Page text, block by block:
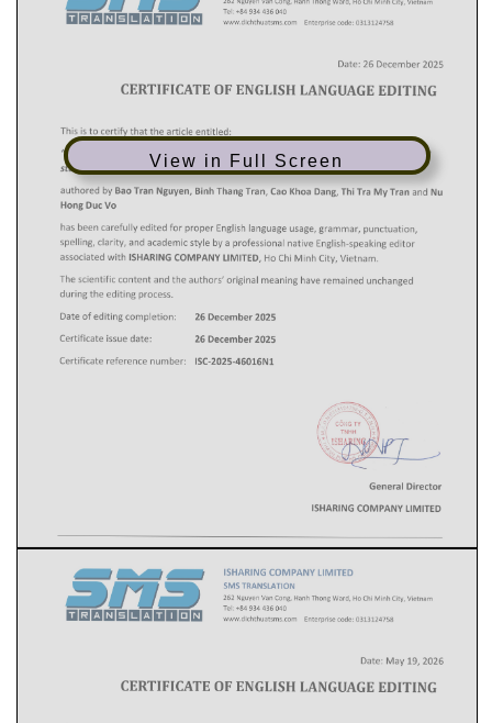
View in Full Screen